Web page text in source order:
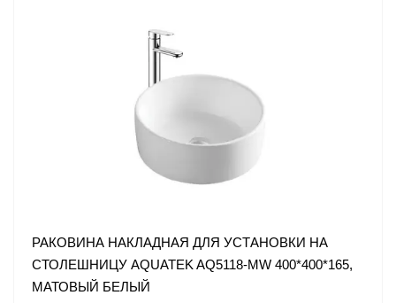
РАКОВИНА НАКЛАДНАЯ ДЛЯ УСТАНОВКИ НА
СТОЛЕШНИЦУ AQUATEK AQ5118-MW 400*400*165,
МАТОВЫЙ БЕЛЫЙ